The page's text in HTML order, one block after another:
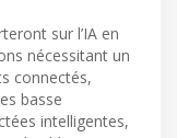
sur l’IA en
nécessitant un
connectés,
basse
intelligentes,